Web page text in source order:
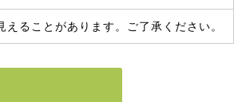
ることがあります。ご了承ください。